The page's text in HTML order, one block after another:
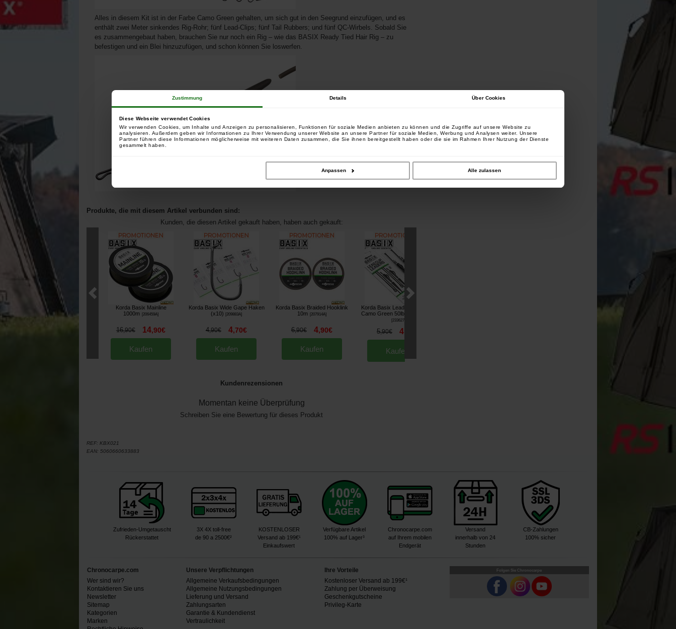
Zustimmung Details Über Cookies
Diese Webseite verwendet Cookies
Wir verwenden Cookies, um Inhalte und Anzeigen zu personalisieren, Funktionen für soziale Medien anbieten zu können und die Zugriffe auf unsere Website zu
analysieren. Außerdem geben wir Informationen zu Ihrer Verwendung unserer Website an unsere Partner für soziale Medien, Werbung und Analysen weiter. Unsere
Partner führen diese Informationen möglicherweise mit weiteren Daten zusammen, die Sie ihnen bereitgestellt haben oder die sie im Rahmen Ihrer Nutzung der Dienste
gesammelt haben.
Anpassen Alle zulassen
Alles in diesem Kit ist in der Farbe Camo Green gehalten, um sich gut in den Seegrund einzufügen, und es
enthält zwei Meter sinkendes Rig-Rohr; fünf Lead-Clips; fünf Tail Rubbers; und fünf QC-Wirbels. Sobald Sie
es zusammengebaut haben, brauchen Sie nur noch ein Rig – wie das BASIX Ready Tied Hair Rig – zu
befestigen und ein Blei hinzuzufügen, und schon können Sie loswerfen.
Produkte, die mit diesem Artikel verbunden sind:
Kunden, die diesen Artikel gekauft haben, haben auch gekauft:
Korda Basix Mainline
1000m
206459A]
16,90€ 14,90€
Kaufen
Korda Basix Wide Gape Haken
(x10)
[209883A]
4,90€ 4,70€
Kaufen
Korda Basix Braided Hooklink
10m
207914A]
6,90€ 4,90€
Kaufen
Korda Basix Lead Clip Leader
Camo Green 50lbs 50cm (x2)
233627]
5,90€ 4
Kaufen
Kundenrezensionen
Momentan keine Überprüfung
Schreiben Sie eine Bewertung für dieses Produkt
REF: KBX021
EAN: 5060660633883
Zufrieden-Umgetauscht
Rückerstattet
3X 4X toll-free
de 90 a 2500€²
KOSTENLOSER
Versand ab 199€¹
Einkaufswert
Verfügbare Artikel
100% auf Lager³
Chronocarpe.com
auf Ihrem mobilen
Endgerät
Versand
innerhalb von 24
Stunden
CB-Zahlungen
100% sicher
Chronocarpe.com
Wer sind wir?
Kontaktieren Sie uns
Newsletter
Sitemap
Kategorien
Marken
Unsere Verpflichtungen
Allgemeine Verkaufsbedingungen
Allgemeine Nutzungsbedingungen
Lieferung und Versand
Zahlungsarten
Garantie & Kundendienst
Vertraulichkeit
Ihre Vorteile
Kostenloser Versand ab 199€¹
Zahlung per Überweisung
Geschenkgutscheine
Privileg-Karte
Folgen Sie Chronocarpe